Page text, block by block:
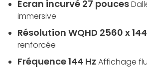
Écran incurvé 27 pouces
immersive
Résolution WQHD 2560 x
renforcée
Fréquence 144 Hz Affichage